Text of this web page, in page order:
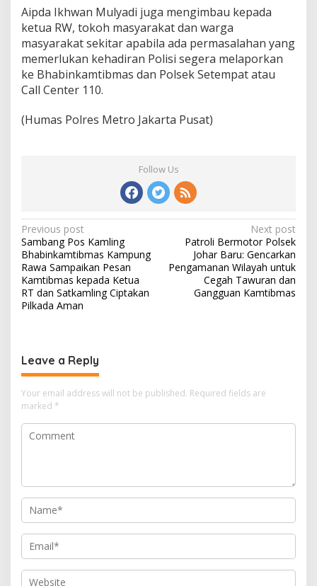
Aipda Ikhwan Mulyadi juga mengimbau kepada
ketua RW, tokoh masyarakat dan warga
masyarakat sekitar apabila ada permasalahan yang
memerlukan kehadiran Polisi segera melaporkan
ke Bhabinkamtibmas dan Polsek Setempat atau
Call Center 110.
(Humas Polres Metro Jakarta Pusat)
Follow Us
Post
navigation
Previous post
Sambang Pos Kamling
Bhabinkamtibmas Kampung
Rawa Sampaikan Pesan
Kamtibmas kepada Ketua
RT dan Satkamling Ciptakan
Pilkada Aman
Next post
Patroli Bermotor Polsek
Johar Baru: Gencarkan
Pengamanan Wilayah untuk
Cegah Tawuran dan
Gangguan Kamtibmas
Leave a Reply
Your email address will not be published. Required fields are
marked *